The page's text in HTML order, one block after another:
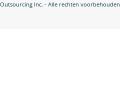
Outsourcing Inc. - Alle rechten voorbehouden